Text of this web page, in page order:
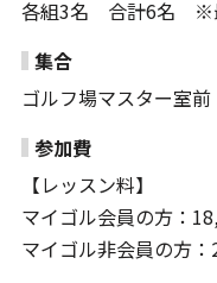
各組3名 合計6名 ※
集合
ゴルフ場マスター室前
参加費
【レッスン料】
マイゴル会員の方：
マイゴル非会員の方